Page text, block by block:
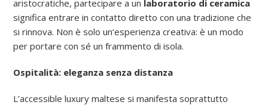
aristocratiche, partecipare a un laboratorio di ceramica
significa entrare in contatto diretto con una tradizione che
si rinnova. Non è solo un’esperienza creativa: è un modo
per portare con sé un frammento di isola.
Ospitalità: eleganza senza distanza
L’accessible luxury maltese si manifesta soprattutto